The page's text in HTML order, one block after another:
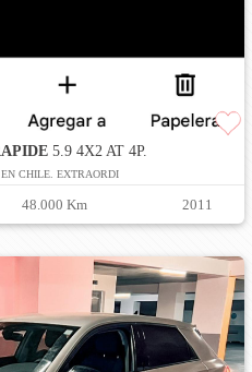
5.9 4X2 AT 4P.
CHILE. EXTRAORDI
48.000 Km 2011